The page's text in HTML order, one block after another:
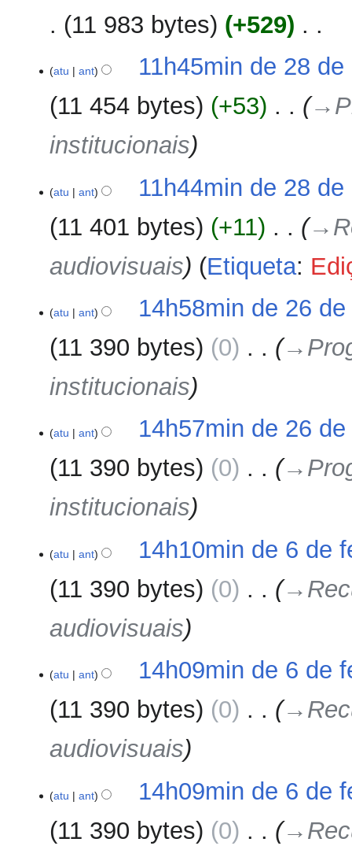
11 983 bytes
+529
e
r
e
s
u
o
e
e
d
i
ã
de
atu ant
11h45min de 28
11 454 bytes
+53
institucionais
atu ant
11h44min de 28
11 401 bytes
+11
audiovisuais
Etiqueta:
de
atu ant
14h58min de 26
11 390 bytes
0
institucionais
atu ant
14h57min de 26
11 390 bytes
0
institucionais
de
atu ant
14h10min de 6 de
11 390 bytes
0
audiovisuais
atu ant
14h09min de 6 de
11 390 bytes
0
audiovisuais
atu ant
14h09min de 6 de
11 390 bytes
0